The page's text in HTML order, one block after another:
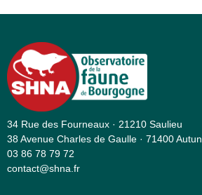
34 Rue des Fourneaux · 21210 Saulieu
38 Avenue Charles de Gaulle · 71400 Autun
03 86 78 79 72
contact@shna.fr